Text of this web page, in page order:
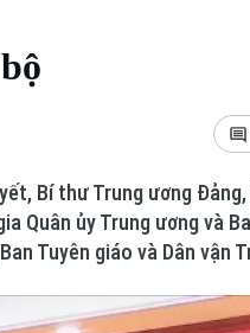
Dinh dưỡng
Điện ảnh
Thời
Âm nhạc
Bí thư Trung ương Đảng,
Quân ủy Trung ương và
Tuyên giáo và Dân vận